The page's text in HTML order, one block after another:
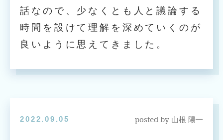
話なので、少なくとも人と議論する
時間を設けて理解を深めていくのが
良いように思えてきました。
2022.09.05 posted by 山根 陽一